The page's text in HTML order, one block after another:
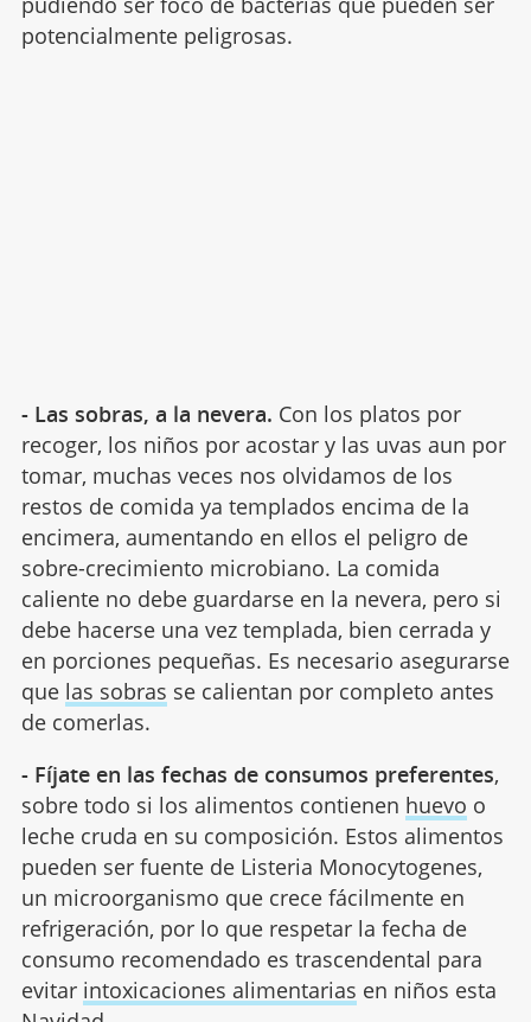
potencialmente peligrosas.
- Las sobras, a la nevera. Con los platos por
recoger, los niños por acostar y las uvas aun por
tomar, muchas veces nos olvidamos de los
restos de comida ya templados encima de la
encimera, aumentando en ellos el peligro de
sobre-crecimiento microbiano. La comida
caliente no debe guardarse en la nevera, pero si
debe hacerse una vez templada, bien cerrada y
en porciones pequeñas. Es necesario asegurarse
que las sobras se calientan por completo antes
de comerlas.
- Fíjate en las fechas de consumos preferentes,
sobre todo si los alimentos contienen huevo o
leche cruda en su composición. Estos alimentos
pueden ser fuente de Listeria Monocytogenes,
un microorganismo que crece fácilmente en
refrigeración, por lo que respetar la fecha de
consumo recomendado es trascendental para
evitar intoxicaciones alimentarias en niños esta